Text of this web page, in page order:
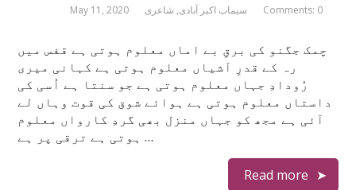
May 11, 2020 سیماب اکبر آبادی, شاعری Comments: 0
چمک جگنو کی برقِ بے اماں معلوم ہوتی ہے قفس میں
رہ کے قدرِ آشیاں معلوم ہوتی ہے کہانی میری
رُودادِ جہاں معلوم ہوتی ہے جو سنتا ہے اُسی کی
داستاں معلوم ہوتی ہے ہوائے شوق کی قوت وہاں لے
آئی ہے مجھ کو جہاں منزل بھی گردِ کارواں معلوم
ہوتی ہے ترقی پر ہے …
Read more